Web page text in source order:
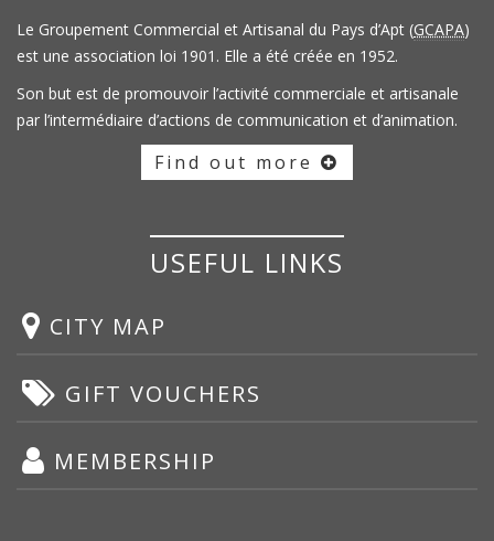
Le Groupement Commercial et Artisanal du Pays d’Apt (GCAPA)
est une association loi 1901. Elle a été créée en 1952.
Son but est de promouvoir l’activité commerciale et artisanale
par l’intermédiaire d’actions de communication et d’animation.
Find out more
USEFUL LINKS
CITY MAP
GIFT VOUCHERS
MEMBERSHIP